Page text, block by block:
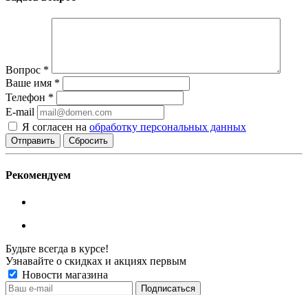
Вопрос *
Ваше имя *
Телефон *
E-mail
Я согласен на обработку персональных данных
Сбросить
Рекомендуем
Будьте всегда в курсе!
Узнавайте о скидках и акциях первым
Новости магазина